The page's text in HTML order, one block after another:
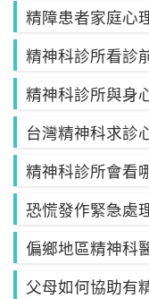
精障患者家庭心
精神科診所看診
精神科診所與身
台灣精神科求診
精神科診所會看
恐慌發作緊急處
偏鄉地區精神科
父母如何協助有